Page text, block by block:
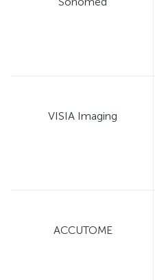
VISIA Imaging
ACCUTOME